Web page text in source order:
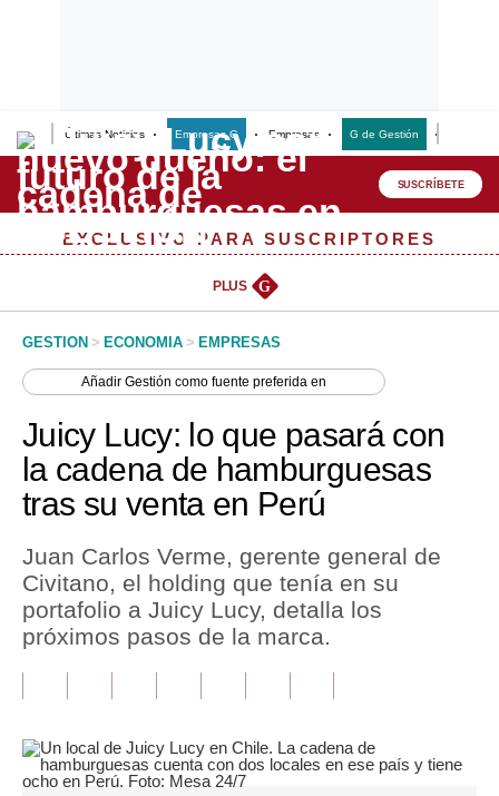
Últimas Noticias Empresas G Empresas G de Gestión
Lo último
Peru Quiosco
Management & Empleo
Perú
Política
Finanzas Personales
Inmobiliarias
Plus G
Editorial
SUSCRÍBETE
EXCLUSIVO PARA SUSCRIPTORES
PLUS G
GESTION > ECONOMIA > EMPRESAS
AñadirGestión como fuente preferida en
Juicy Lucy: lo que pasará con
la cadena de hamburguesas
tras su venta en Perú
Juan Carlos Verme, gerente general de
Civitano, el holding que tenía en su
portafolio a Juicy Lucy, detalla los
próximos pasos de la marca.